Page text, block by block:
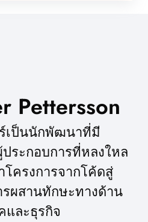
Pettersson
เป็นนักพัฒนาที่มี
ระกอบการที่หลงใหล
ครงการจากโค้ดสู่
ผสานทักษะทางด้าน
และธุรกิจ